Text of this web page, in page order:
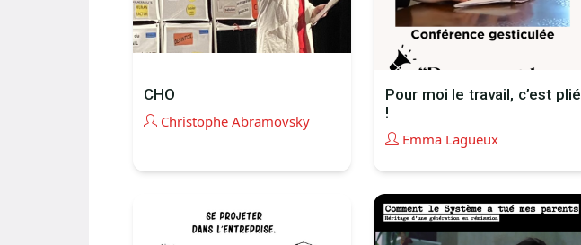
CHO
Christophe Abramovsky
Pour moi le travail, c’est plié
!
Emma Lagueux